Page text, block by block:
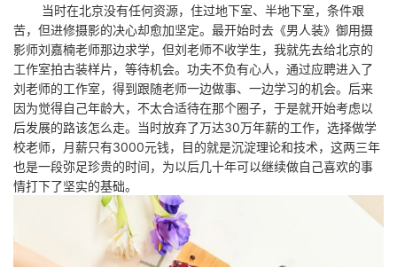
当时在北京没有任何资源，住过地下室、半地下室，条件艰
苦，但进修摄影的决心却愈加坚定。最开始时去《男人装》御用摄
影师刘嘉楠老师那边求学，但刘老师不收学生，我就先去给北京的
工作室拍古装样片，等待机会。功夫不负有心人，通过应聘进入了
刘老师的工作室，得到跟随老师一边做事、一边学习的机会。后来
因为觉得自己年龄大，不太合适待在那个圈子，于是就开始考虑以
后发展的路该怎么走。当时放弃了万达30万年薪的工作，选择做学
校老师，月薪只有3000元钱，目的就是沉淀理论和技术，这两三年
也是一段弥足珍贵的时间，为以后几十年可以继续做自己喜欢的事
情打下了坚实的基础。